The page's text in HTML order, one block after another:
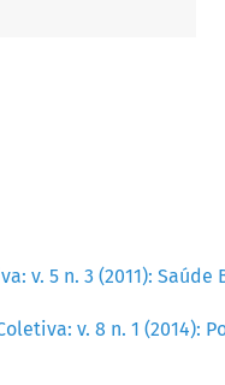
v. 5 n. 3 (2011): Saúde
v. 8 n. 1 (2014):